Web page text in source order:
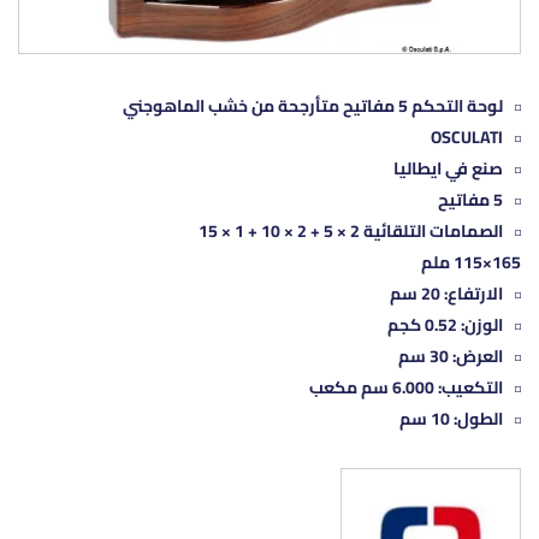
لوحة التحكم 5 مفاتيح متأرجحة من خشب الماهوجني
OSCULATI
صنع في ايطاليا
5 مفاتيح
الصمامات التلقائية 2 × 5 + 2 × 10 + 1 × 15
165×115 ملم
الارتفاع: 20 سم
الوزن: 0.52 كجم
العرض: 30 سم
التكعيب: 6.000 سم مكعب
الطول: 10 سم